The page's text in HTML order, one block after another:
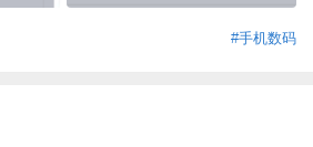
#手机数码